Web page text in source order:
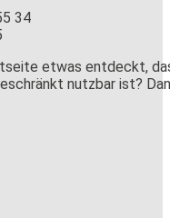
34
etwas entdeckt,
nutzbar ist?